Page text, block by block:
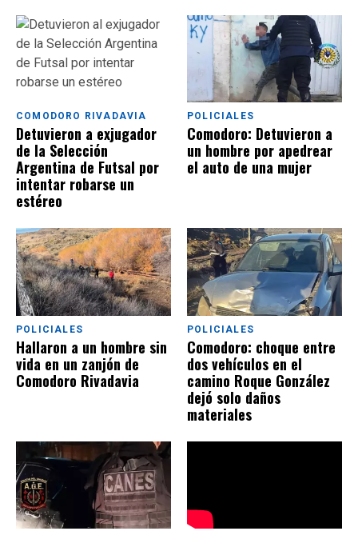
COMODORO RIVADAVIA
Detuvieron a exjugador
de la Selección
Argentina de Futsal por
intentar robarse un
estéreo
POLICIALES
Comodoro: Detuvieron a
un hombre por apedrear
el auto de una mujer
POLICIALES
Hallaron a un hombre sin
vida en un zanjón de
Comodoro Rivadavia
POLICIALES
Comodoro: choque entre
dos vehículos en el
camino Roque González
dejó solo daños
materiales